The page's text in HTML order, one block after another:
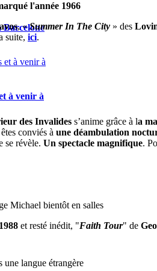
Barcelone
à venir à
l'année 1966
, «Summer In The City » des
suite, ici.
des Invalides s’anime grâce à la
conviés à une déambulation
se révèle. Un spectacle magnifique.
Michael bientôt en salles
et resté inédit, "Faith Tour" de
une langue étrangère